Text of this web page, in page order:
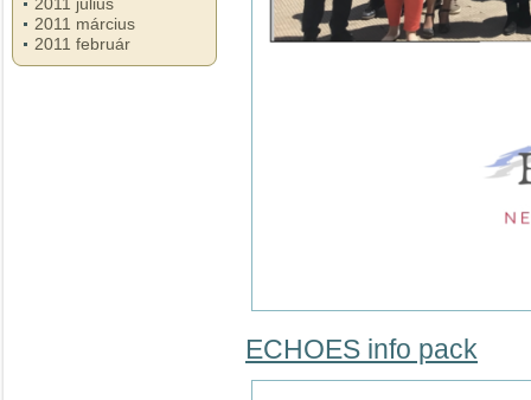
2011 március
2011 február
ECHOES info pack